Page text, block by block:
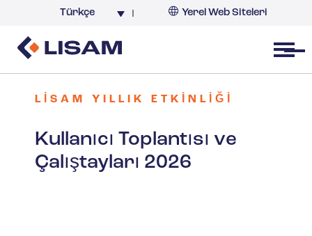
Türkçe Yerel Web Siteleri
Open menu
LISAM YILLIK ETKINLIĞI
Kullanıcı Toplantısı ve
Çalıştayları 2026